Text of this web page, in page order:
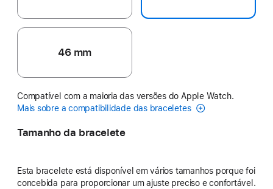
46 mm
Compatível com a maioria das versões do Apple Watch.
Mais sobre a compatibilidade das braceletes
Tamanho da bracelete
Esta bracelete está disponível em vários tamanhos porque foi
concebida para proporcionar um ajuste preciso e confortável.